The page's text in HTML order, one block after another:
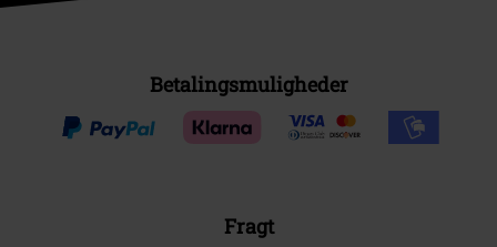
Betalingsmuligheder
Fragt